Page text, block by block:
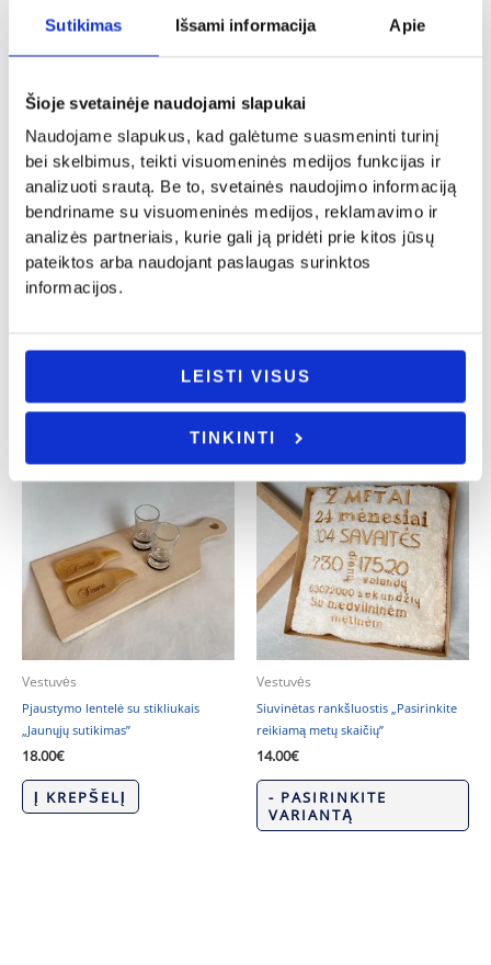
Sutikimas Išsami informacija Apie
Šioje svetainėje naudojami slapukai
Naudojame slapukus, kad galėtume suasmeninti turinį
bei skelbimus, teikti visuomeninės medijos funkcijas ir
analizuoti srautą. Be to, svetainės naudojimo informaciją
bendriname su visuomeninės medijos, reklamavimo ir
analizės partneriais, kurie gali ją pridėti prie kitos jūsų
pateiktos arba naudojant paslaugas surinktos
informacijos.
LEISTI VISUS
TINKINTI
Vestuvės
Rėmelis pinigams dovanoti
„Sveikinimai vestuvių proga”
Vestuvės
Į KREPŠELĮ
Vestuvės
Pjaustymo lentelė su stikliukais
„Jaunųjų sutikimas”
18.00€
Į KREPŠELĮ
Vestuvės
Siuvinėtas rankšluostis „Pasirinkite
reikiamą metų skaičių”
14.00€
- PASIRINKITE
VARIANTĄ